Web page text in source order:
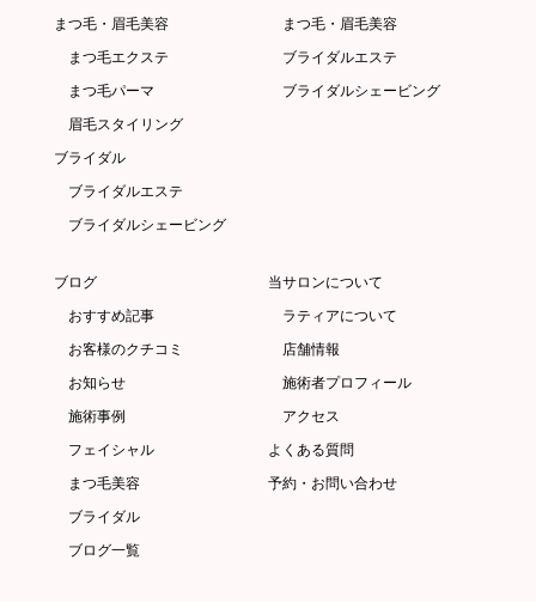
まつ毛・眉毛美容
まつ毛エクステ
まつ毛パーマ
眉毛スタイリング
ブライダル
ブライダルエステ
ブライダルシェービング
まつ毛・眉毛美容
ブライダルエステ
ブライダルシェービング
ブログ
おすすめ記事
お客様のクチコミ
お知らせ
施術事例
フェイシャル
まつ毛美容
ブライダル
ブログ一覧
当サロンについて
ラティアについて
店舗情報
施術者プロフィール
アクセス
よくある質問
予約・お問い合わせ